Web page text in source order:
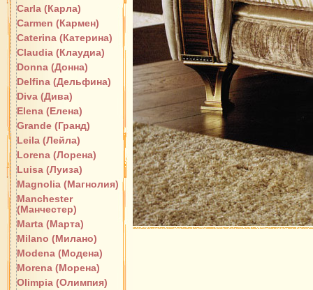
Carla (Карла)
Carmen (Кармен)
Caterina (Катерина)
Claudia (Клаудиа)
Donna (Донна)
Delfina (Дельфина)
Diva (Дива)
Elena (Елена)
Grande (Гранд)
Leila (Лейла)
Lorena (Лорена)
Luisa (Луиза)
Magnolia (Магнолия)
Manchester
(Манчестер)
Marta (Марта)
Milano (Милано)
Modena (Модена)
Morena (Морена)
Olimpia (Олимпия)